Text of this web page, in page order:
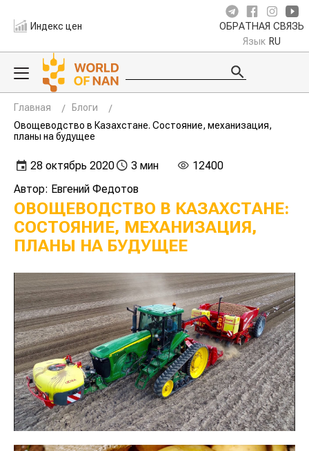
Индекс цен ОБРАТНАЯ СВЯЗЬ
Язык RU
Главная
Блоги
Овощеводство в Казахстане. Состояние, механизация,
планы на будущее
28 октябрь 2020 3 мин
12400
Автор: Евгений Федотов
ОВОЩЕВОДСТВО В КАЗАХСТАНЕ:
СОСТОЯНИЕ, МЕХАНИЗАЦИЯ,
ПЛАНЫ НА БУДУЩЕЕ